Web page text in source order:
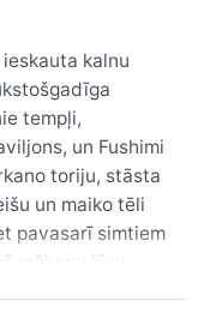
kalnu
tempļi,
un Fushimi
toriju, stāsta
un maiko tēli
pavasarī simtiem
mākoņu jūru,